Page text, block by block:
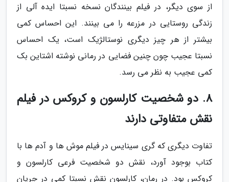
از سوی دیگر، در فیلم بینندگان نسخه نسبتا ایده آلی از
زندگی روستایی در مزرعه را می بینند. این احساس کمی
بیشتر از هر چیز دیگری نوستالژیک است، یک احساس
نسبتا عجیب چون چنین فضایی در رمانی نوشته اشتاین بک
کمی عجیب به نظر می رسد.
8. دو شخصیت کارلسون و کروکس در فیلم
نقش متفاوتی دارند
تفاوت دیگری که گری سینایس در فیلم موش ها و آدم ها با
کتاب بوجود آورد، نقش دو شخصیت فرعی کارلسون و
کروکس بود. در رمان، کارلسون نقش نسبتا کمی در جریان